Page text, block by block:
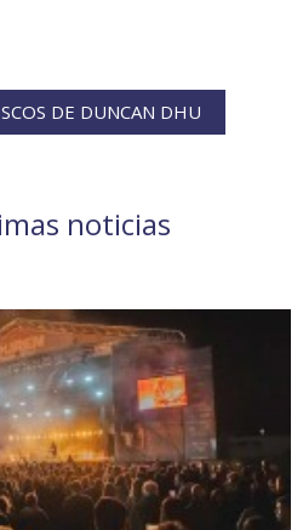
DE DUNCAN DHU
noticias